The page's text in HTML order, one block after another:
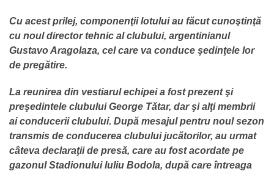
Cu acest prilej, componenţii lotului au făcut cunoştinţă
cu noul director tehnic al clubului, argentinianul
Gustavo Aragolaza, cel care va conduce şedinţele lor
de pregătire.
La reunirea din vestiarul echipei a fost prezent şi
preşedintele clubului George Tătar, dar şi alţi membrii
ai conducerii clubului. După mesajul pentru noul sezon
transmis de conducerea clubului jucătorilor, au urmat
câteva declaraţii de presă, care au fost acordate pe
gazonul Stadionului Iuliu Bodola, după care întreaga